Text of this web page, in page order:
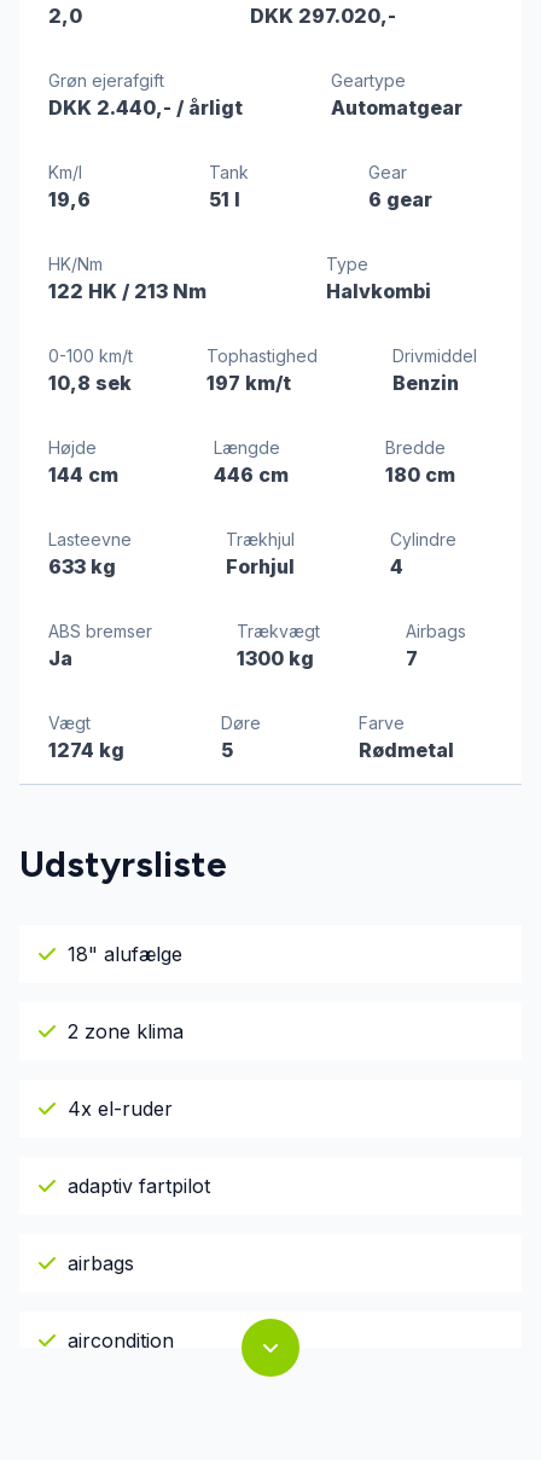
2,0 DKK 297.020,-
Grøn ejerafgift
DKK 2.440,- / årligt
Geartype
Automatgear
Km/l
19,6
Tank
51 l
Gear
6 gear
HK/Nm
122 HK / 213 Nm
Type
Halvkombi
0-100 km/t
10,8 sek
Tophastighed
197 km/t
Drivmiddel
Benzin
Højde
144 cm
Længde
446 cm
Bredde
180 cm
Lasteevne
633 kg
Trækhjul
Forhjul
Cylindre
4
ABS bremser
Ja
Trækvægt
1300 kg
Airbags
7
Vægt
1274 kg
Døre
5
Farve
Rødmetal
Udstyrsliste
18" alufælge
2 zone klima
4x el-ruder
adaptiv fartpilot
airbags
aircondition